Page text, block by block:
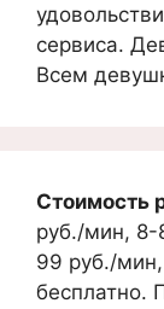
сервиса.
Всем
Стоимость
руб./мин,
99 руб./
бесплатно.